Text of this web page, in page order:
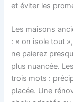
et éviter les
Les maisons
: « on isole tout
ne paierez
plus nuancée.
trois mots :
placée. Une